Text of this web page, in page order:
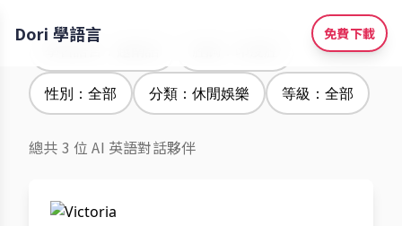
Dori 學語言 免費下載
性別：全部 分類：休閒娛樂 等級：全部
總共 3 位 AI 英語對話夥伴